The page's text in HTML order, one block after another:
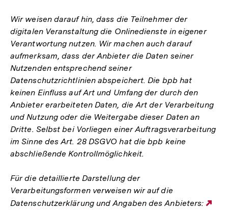
Wir weisen darauf hin, dass die Teilnehmer der
digitalen Veranstaltung die Onlinedienste in eigener
Verantwortung nutzen. Wir machen auch darauf
aufmerksam, dass der Anbieter die Daten seiner
Nutzenden entsprechend seiner
Datenschutzrichtlinien abspeichert. Die bpb hat
keinen Einfluss auf Art und Umfang der durch den
Anbieter erarbeiteten Daten, die Art der Verarbeitung
und Nutzung oder die Weitergabe dieser Daten an
Dritte. Selbst bei Vorliegen einer Auftragsverarbeitung
im Sinne des Art. 28 DSGVO hat die bpb keine
abschließende Kontrollmöglichkeit.
Für die detaillierte Darstellung der
Verarbeitungsformen verweisen wir auf die
Datenschutzerklärung und Angaben des Anbieters: